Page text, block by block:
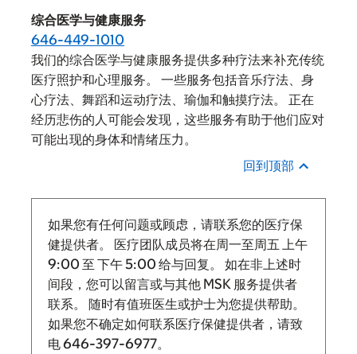
综合医学与健康服务
646-449-1010
我们的综合医学与健康服务提供多种疗法来补充传统
医疗照护和心理服务。 一些服务包括音乐疗法、身
心疗法、舞蹈和运动疗法、瑜伽和触摸疗法。 正在
经历悲伤的人可能会发现，这些服务有助于他们应对
可能出现的身体和情绪压力。
回到顶部
如果您有任何问题或顾虑，请联系您的医疗保
健提供者。 医疗团队成员将在周一至周五 上午
9:00 至 下午 5:00 给与回复。
如在非上述时
间段，您可以留言或与其他 MSK 服务提供者
联系。 随时有值班医生或护士为您提供帮助。
如果您不确定如何联系医疗保健提供者，请致
电646-397-6977。